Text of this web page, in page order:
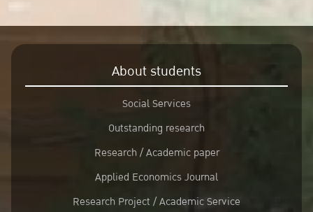
About students
Social Services
Outstanding research
Research / Academic paper
Applied Economics Journal
Research Project / Academic Service